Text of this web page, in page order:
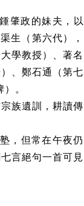
肇政的妹夫，以
生（第六代），
學教授）、著名
、鄭石通（第七
。
族遺訓，耕讀傳
，但常在午夜仍
言絕句一首可見